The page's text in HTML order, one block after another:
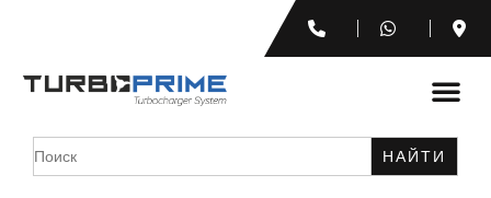
Search
for: